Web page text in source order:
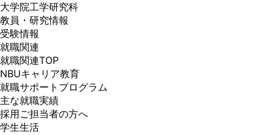
大学院工学研究科
教員・研究情報
受験情報
就職関連
就職関連TOP
NBUキャリア教育
就職サポートプログラム
主な就職実績
採用ご担当者の方へ
学生生活